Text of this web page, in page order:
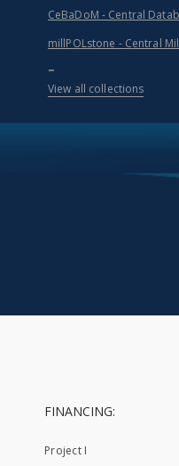
CeBaDoM - Central
millPOLstone - Central
...
View all collections
FINANCING:
Project I